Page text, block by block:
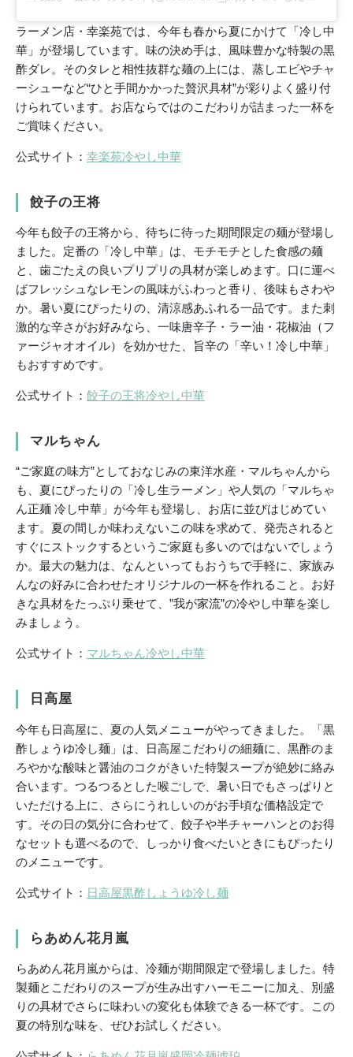
ラーメン店・幸楽苑では、今年も春から夏にかけて「冷し中
華」が登場しています。味の決め手は、風味豊かな特製の黒
酢ダレ。そのタレと相性抜群な麺の上には、蒸しエビやチャ
ーシューなど“ひと手間かかった贅沢具材”が彩りよく盛り付
けられています。お店ならではのこだわりが詰まった一杯を
ご賞味ください。
公式サイト： 幸楽苑冷やし中華
餃子の王将
今年も餃子の王将から、待ちに待った期間限定の麺が登場し
ました。定番の「冷し中華」は、モチモチとした食感の麺
と、歯ごたえの良いプリプリの具材が楽しめます。口に運べ
ばフレッシュなレモンの風味がふわっと香り、後味もさわや
か。暑い夏にぴったりの、清涼感あふれる一品です。また刺
激的な辛さがお好みなら、一味唐辛子・ラー油・花椒油（フ
ァージャオオイル）を効かせた、旨辛の「辛い！冷し中華」
もおすすめです。
公式サイト： 餃子の王将冷やし中華
マルちゃん
“ご家庭の味方”としておなじみの東洋水産・マルちゃんから
も、夏にぴったりの「冷し生ラーメン」や人気の「マルちゃ
ん正麺 冷し中華」が今年も登場し、お店に並びはじめてい
ます。夏の間しか味わえないこの味を求めて、発売されると
すぐにストックするというご家庭も多いのではないでしょう
か。最大の魅力は、なんといってもおうちで手軽に、家族み
んなの好みに合わせたオリジナルの一杯を作れること。お好
きな具材をたっぷり乗せて、”我が家流”の冷やし中華を楽し
みましょう。
公式サイト： マルちゃん冷やし中華
日高屋
今年も日高屋に、夏の人気メニューがやってきました。「黒
酢しょうゆ冷し麺」は、日高屋こだわりの細麺に、黒酢のま
ろやかな酸味と醤油のコクがきいた特製スープが絶妙に絡み
合います。つるつるとした喉ごしで、暑い日でもさっぱりと
いただける上に、さらにうれしいのがお手頃な価格設定で
す。その日の気分に合わせて、餃子や半チャーハンとのお得
なセットも選べるので、しっかり食べたいときにもぴったり
のメニューです。
公式サイト： 日高屋黒酢しょうゆ冷し麺
らあめん花月嵐
らあめん花月嵐からは、冷麺が期間限定で登場しました。特
製麺とこだわりのスープが生み出すハーモニーに加え、別盛
りの具材でさらに味わいの変化も体験できる一杯です。この
夏の特別な味を、ぜひお試しください。